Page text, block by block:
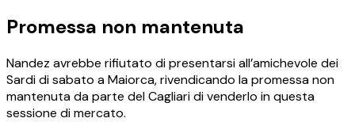
Promessa non mantenuta
Nandez avrebbe rifiutato di presentarsi all’amichevole dei
Sardi di sabato a Maiorca, rivendicando la promessa non
mantenuta da parte del Cagliari di venderlo in questa
sessione di mercato.